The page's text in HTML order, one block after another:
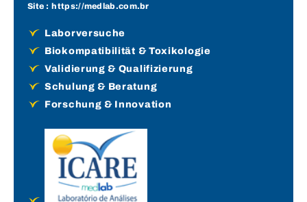
Site : https://medlab.com.br
Laborversuche
Biokompatibilität & Toxikologie
Validierung & Qualifizierung
Schulung & Beratung
Forschung & Innovation